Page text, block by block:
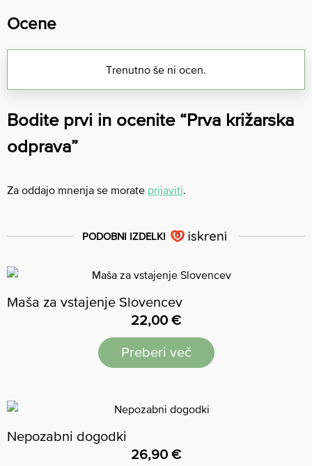
Ocene
Trenutno še ni ocen.
Bodite prvi in ocenite “Prva križarska
odprava”
Za oddajo mnenja se morate prijaviti.
PODOBNI IZDELKI
Maša za vstajenje Slovencev
22,00 €
Preberi več
Nepozabni dogodki
26,90 €